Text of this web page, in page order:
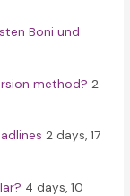
Boni und
method? 2
2 days, 17
4 days, 10